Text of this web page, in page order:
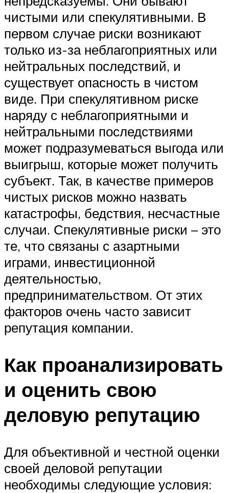
чистыми или спекулятивными. В
первом случае риски возникают
только из-за неблагоприятных или
нейтральных последствий, и
существует опасность в чистом
виде. При спекулятивном риске
наряду с неблагоприятными и
нейтральными последствиями
может подразумеваться выгода или
выигрыш, которые может получить
субъект. Так, в качестве примеров
чистых рисков можно назвать
катастрофы, бедствия, несчастные
случаи. Спекулятивные риски – это
те, что связаны с азартными
играми, инвестиционной
деятельностью,
предпринимательством. От этих
факторов очень часто зависит
репутация компании.
Как проанализировать
и оценить свою
деловую репутацию
Для объективной и честной оценки
своей деловой репутации
необходимы следующие условия: